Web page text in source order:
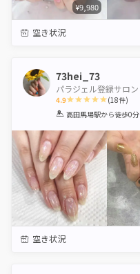
¥9,980
空き状況
73hei_73
4.9
1 2 3 4 5
(18件)
高田馬場駅から徒歩0分
空き状況